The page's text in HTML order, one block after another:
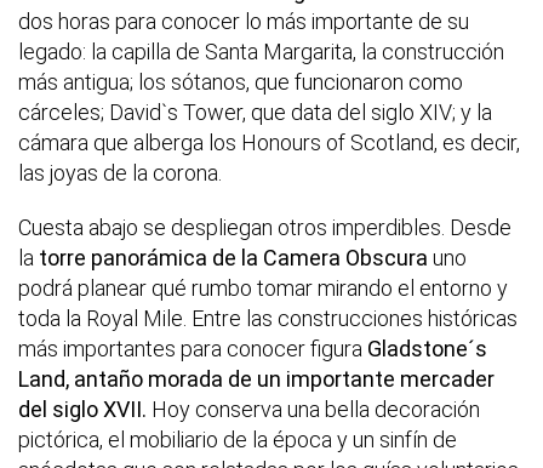
dos horas para conocer lo más importante de su
legado: la capilla de Santa Margarita, la construcción
más antigua; los sótanos, que funcionaron como
cárceles; David`s Tower, que data del siglo XIV; y la
cámara que alberga los Honours of Scotland, es decir,
las joyas de la corona.
Cuesta abajo se despliegan otros imperdibles. Desde
la torre panorámica de la Camera Obscura uno
podrá planear qué rumbo tomar mirando el entorno y
toda la Royal Mile. Entre las construcciones históricas
más importantes para conocer figura Gladstone´s
Land, antaño morada de un importante mercader
del siglo XVII. Hoy conserva una bella decoración
pictórica, el mobiliario de la época y un sinfín de